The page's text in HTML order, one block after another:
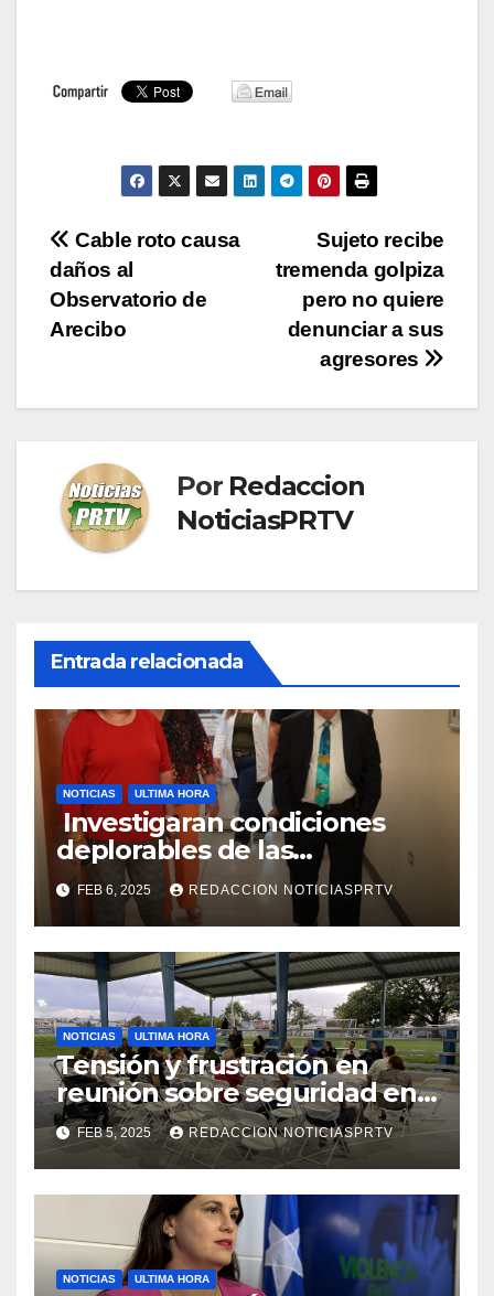
Navegación
de
entradas
Sujeto recibe
tremenda golpiza
pero no quiere
denunciar a sus
agresores
Cable roto causa
daños al
Observatorio de
Arecibo
Por Redaccion
NoticiasPRTV
Entrada relacionada
NOTICIAS ULTIMA HORA
Investigaran condiciones
deplorables de las
facilidades el Departamento
de la Salud en Mayagüez
FEB 6, 2025 REDACCION NOTICIASPRTV
NOTICIAS ULTIMA HORA
Tensión y frustración en
reunión sobre seguridad en
Reparto Metropolitano
FEB 5, 2025 REDACCION NOTICIASPRTV
NOTICIAS ULTIMA HORA